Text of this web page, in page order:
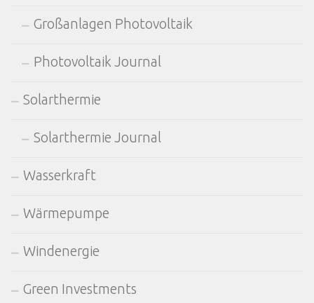
Großanlagen Photovoltaik
Photovoltaik Journal
Solarthermie
Solarthermie Journal
Wasserkraft
Wärmepumpe
Windenergie
Green Investments